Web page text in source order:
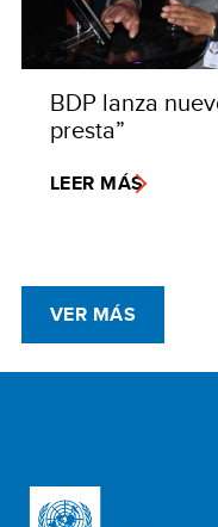
BDP lanza
presta”
LEER MÁS
VER MÁS